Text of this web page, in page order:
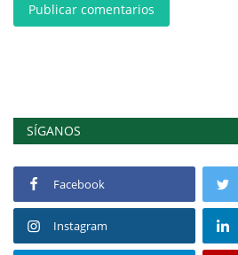
Publicar comentarios
SÍGANOS
Facebook
Instagram